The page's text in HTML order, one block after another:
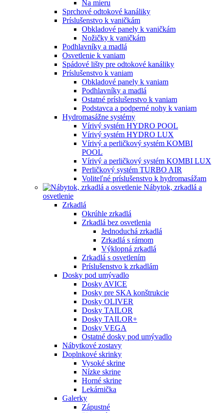
Na mieru
Sprchové odtokové kanáliky
Príslušenstvo k vaničkám
Obkladové panely k vaničkám
Nožičky k vaničkám
Podhlavníky a madlá
Osvetlenie k vaniam
Spádové lišty pre odtokové kanáliky
Príslušenstvo k vaniam
Obkladové panely k vaniam
Podhlavníky a madlá
Ostatné príslušenstvo k vaniam
Podstavca a podperné nohy k vaniam
Hydromasážne systémy
Vírivý systém HYDRO POOL
Vírivý systém HYDRO LUX
Vírivý a perličkový systém KOMBI
POOL
Vírivý a perličkový systém KOMBI LUX
Perličkový systém TURBO AIR
Voliteľné príslušenstvo k hydromasážam
Nábytok, zrkadlá a
osvetlenie
Zrkadlá
Okrúhle zrkadlá
Zrkadlá bez osvetlenia
Jednoduchá zrkadlá
Zrkadlá s rámom
Výklopná zrkadlá
Zrkadlá s osvetlením
Príslušenstvo k zrkadlám
Dosky pod umývadlo
Dosky AVICE
Dosky pre SKA konštrukcie
Dosky OLIVER
Dosky TAILOR
Dosky TAILOR+
Dosky VEGA
Ostatné dosky pod umývadlo
Nábytkové zostavy
Doplnkové skrinky
Vysoké skrine
Nízke skrine
Horné skrine
Lekárnička
Galerky
Zápustné